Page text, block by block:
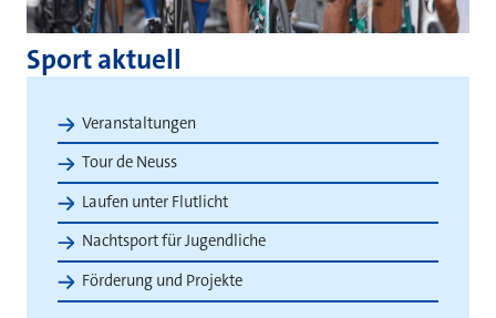
Sport aktuell
Veranstaltungen
Tour de Neuss
Laufen unter Flutlicht
Nachtsport für Jugendliche
Förderung und Projekte